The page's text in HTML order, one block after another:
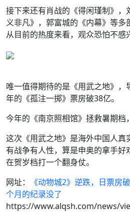
接下来还有肖战的《得闲瑾制》，
义非凡》，郭富城的《内幕》等
从目前的热度来看，观众恐怕不感
唯一值得期待的是《用武之地》
年的《孤注一掷》票房破38亿。
今年的《南京照相馆》拯救暑期档
这次《用武之地》是海外中国人真
有战争有人性，算是申奥的拿手好
在贺岁档打一个翻身仗。
网址：
《动物城2》逆跌，日票房
个月的纪录没了
https://www.alqsh.com/news/